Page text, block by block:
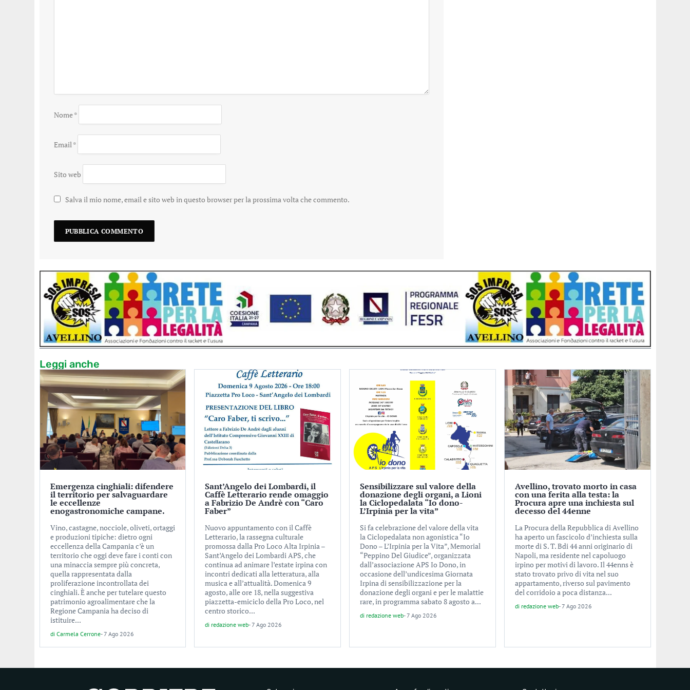
Nome*
Email *
Sito web
Salva il mio nome, email e sito web in questo browser per la prossima volta che commento.
Leggi anche
Emergenza cinghiali: difendere
il territorio per salvaguardare
le eccellenze
enogastronomiche campane.
Vino, castagne, nocciole, oliveti, ortaggi
e produzioni tipiche: dietro ogni
eccellenza della Campania c’è un
territorio che oggi deve fare i conti con
una minaccia sempre più concreta,
quella rappresentata dalla
proliferazione incontrollata dei
cinghiali. È anche per tutelare questo
patrimonio agroalimentare che la
Regione Campania ha deciso di
istituire...
di Carmela Cerrone-7 Ago 2026
Sant’Angelo dei Lombardi, il
Caffè Letterario rende omaggio
a Fabrizio De Andrè con “Caro
Faber”
Nuovo appuntamento con il Caffè
Letterario, la rassegna culturale
promossa dalla Pro Loco Alta Irpinia –
Sant’Angelo dei Lombardi APS, che
continua ad animare l’estate irpina con
incontri dedicati alla letteratura, alla
musica e all’attualità. Domenica 9
agosto, alle ore 18, nella suggestiva
piazzetta-emiciclo della Pro Loco, nel
centro storico...
di redazione web-7 Ago 2026
Sensibilizzare sul valore della
donazione degli organi, a Lioni
la Ciclopedalata “Io dono-
L’Irpinia per la vita”
Si fa celebrazione del valore della vita
la Ciclopedalata non agonistica “Io
Dono – L’Irpinia per la Vita”, Memorial
“Peppino Del Giudice”, organizzata
dall’associazione APS Io Dono, in
occasione dell’undicesima Giornata
Irpina di sensibilizzazione per la
donazione degli organi e per le malattie
rare, in programma sabato 8 agosto a...
di redazione web-7 Ago 2026
Avellino, trovato morto in casa
con una ferita alla testa: la
Procura apre una inchiesta sul
decesso del 44enne
La Procura della Repubblica di Avellino
ha aperto un fascicolo d’inchiesta sulla
morte di S. T. Bdi 44 anni originario di
Napoli, ma residente nel capoluogo
irpino per motivi di lavoro. Il 44enns è
stato trovato privo di vita nel suo
appartamento, riverso sul pavimento
del corridoio a poca distanza...
di redazione web-7 Ago 2026